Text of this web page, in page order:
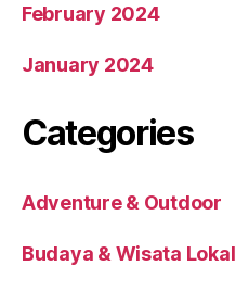
February 2024
January 2024
Categories
Adventure & Outdoor
Budaya & Wisata Lokal